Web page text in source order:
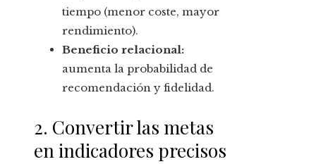
tiempo (menor coste, mayor
rendimiento).
Beneficio relacional:
aumenta la probabilidad de
recomendación y fidelidad.
2. Convertir las metas
en indicadores precisos